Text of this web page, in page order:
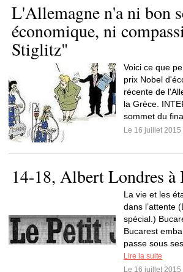
L'Allemagne n'a ni bon
économique, ni
Stiglitz"
Voici ce que
prix Nobel
récente de
la Grèce.
sommet du
Le 16 juillet 2015
14-18, Albert Londres à
La vie et les
dans l’attente
spécial.)
Bucarest
passe sous
Lire la suite
Le 16 juillet 2015